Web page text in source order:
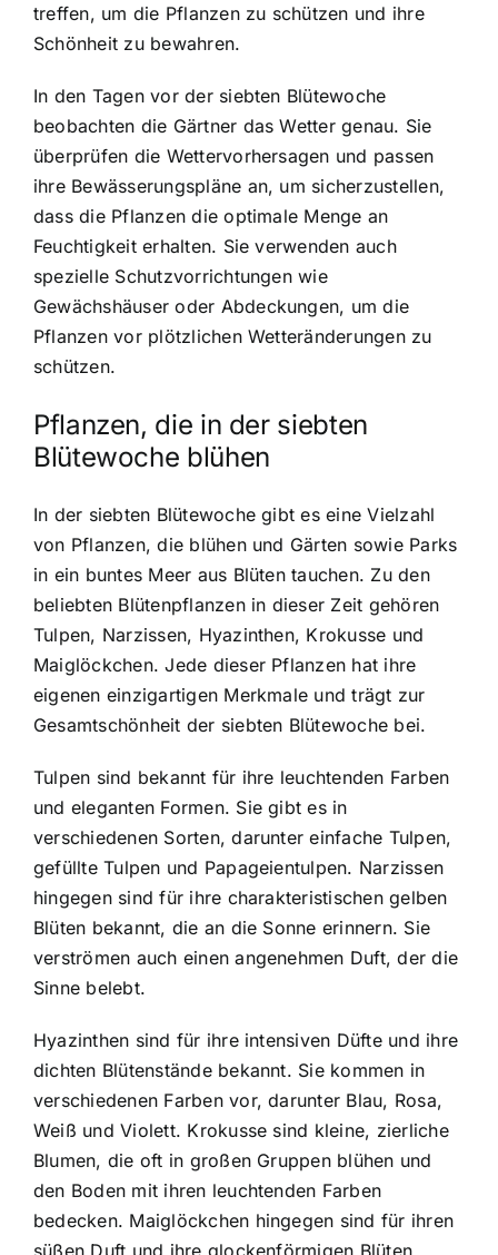
treffen, um die Pflanzen zu schützen und ihre
Schönheit zu bewahren.
In den Tagen vor der siebten Blütewoche
beobachten die Gärtner das Wetter genau. Sie
überprüfen die Wettervorhersagen und passen
ihre Bewässerungspläne an, um sicherzustellen,
dass die Pflanzen die optimale Menge an
Feuchtigkeit erhalten. Sie verwenden auch
spezielle Schutzvorrichtungen wie
Gewächshäuser oder Abdeckungen, um die
Pflanzen vor plötzlichen Wetteränderungen zu
schützen.
Pflanzen, die in der siebten
Blütewoche blühen
In der siebten Blütewoche gibt es eine Vielzahl
von Pflanzen, die blühen und Gärten sowie Parks
in ein buntes Meer aus Blüten tauchen. Zu den
beliebten Blütenpflanzen in dieser Zeit gehören
Tulpen, Narzissen, Hyazinthen, Krokusse und
Maiglöckchen. Jede dieser Pflanzen hat ihre
eigenen einzigartigen Merkmale und trägt zur
Gesamtschönheit der siebten Blütewoche bei.
Tulpen sind bekannt für ihre leuchtenden Farben
und eleganten Formen. Sie gibt es in
verschiedenen Sorten, darunter einfache Tulpen,
gefüllte Tulpen und Papageientulpen. Narzissen
hingegen sind für ihre charakteristischen gelben
Blüten bekannt, die an die Sonne erinnern. Sie
verströmen auch einen angenehmen Duft, der die
Sinne belebt.
Hyazinthen sind für ihre intensiven Düfte und ihre
dichten Blütenstände bekannt. Sie kommen in
verschiedenen Farben vor, darunter Blau, Rosa,
Weiß und Violett. Krokusse sind kleine, zierliche
Blumen, die oft in großen Gruppen blühen und
den Boden mit ihren leuchtenden Farben
bedecken. Maiglöckchen hingegen sind für ihren